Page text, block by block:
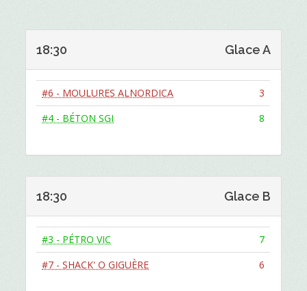
18:30 Glace A
#6 - MOULURES ALNORDICA
3
#4 - BÉTON SGI
8
18:30 Glace B
#3 - PÉTRO VIC
7
#7 - SHACK' O GIGUÈRE
6